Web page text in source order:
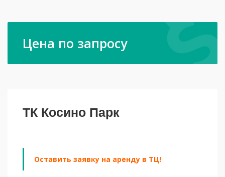
Цена по запросу
ТК Косино Парк
Оставить заявку на аренду в ТЦ!